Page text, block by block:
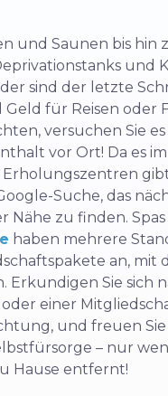
und Saunen bis hin
und
sind der letzte
Geld für Reisen oder
versuchen Sie
vor Ort! Da es
Erholungszentren
Suche, das
Nähe zu finden. Spas
haben mehrere
an, mit
Erkundigen Sie sich
einer
und freuen Sie
– nur
Hause entfernt!